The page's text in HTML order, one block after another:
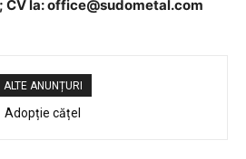
CV la: office@sudometal.com
ALTE ANUNȚURI
Adopție cățel